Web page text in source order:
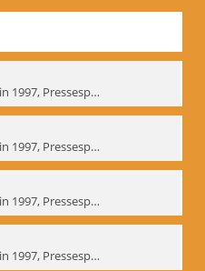
Mann ist Mann, Berlin 1997, Pressespiegel - interne Signatur: BM-prt-262-14
Mann ist Mann, Berlin 1997, Pressespiegel - interne Signatur: BM-prt-262-15
Mann ist Mann, Berlin 1997, Pressespiegel - interne Signatur: BM-prt-262-16
Mann ist Mann, Berlin 1997, Pressespiegel - interne Signatur: BM-prt-262-17